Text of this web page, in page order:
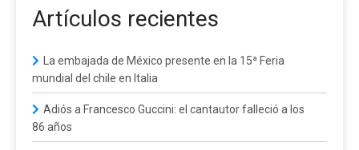
Artículos recientes
La embajada de México presente en la 15ª Feria
mundial del chile en Italia
Adiós a Francesco Guccini: el cantautor falleció a los
86 años